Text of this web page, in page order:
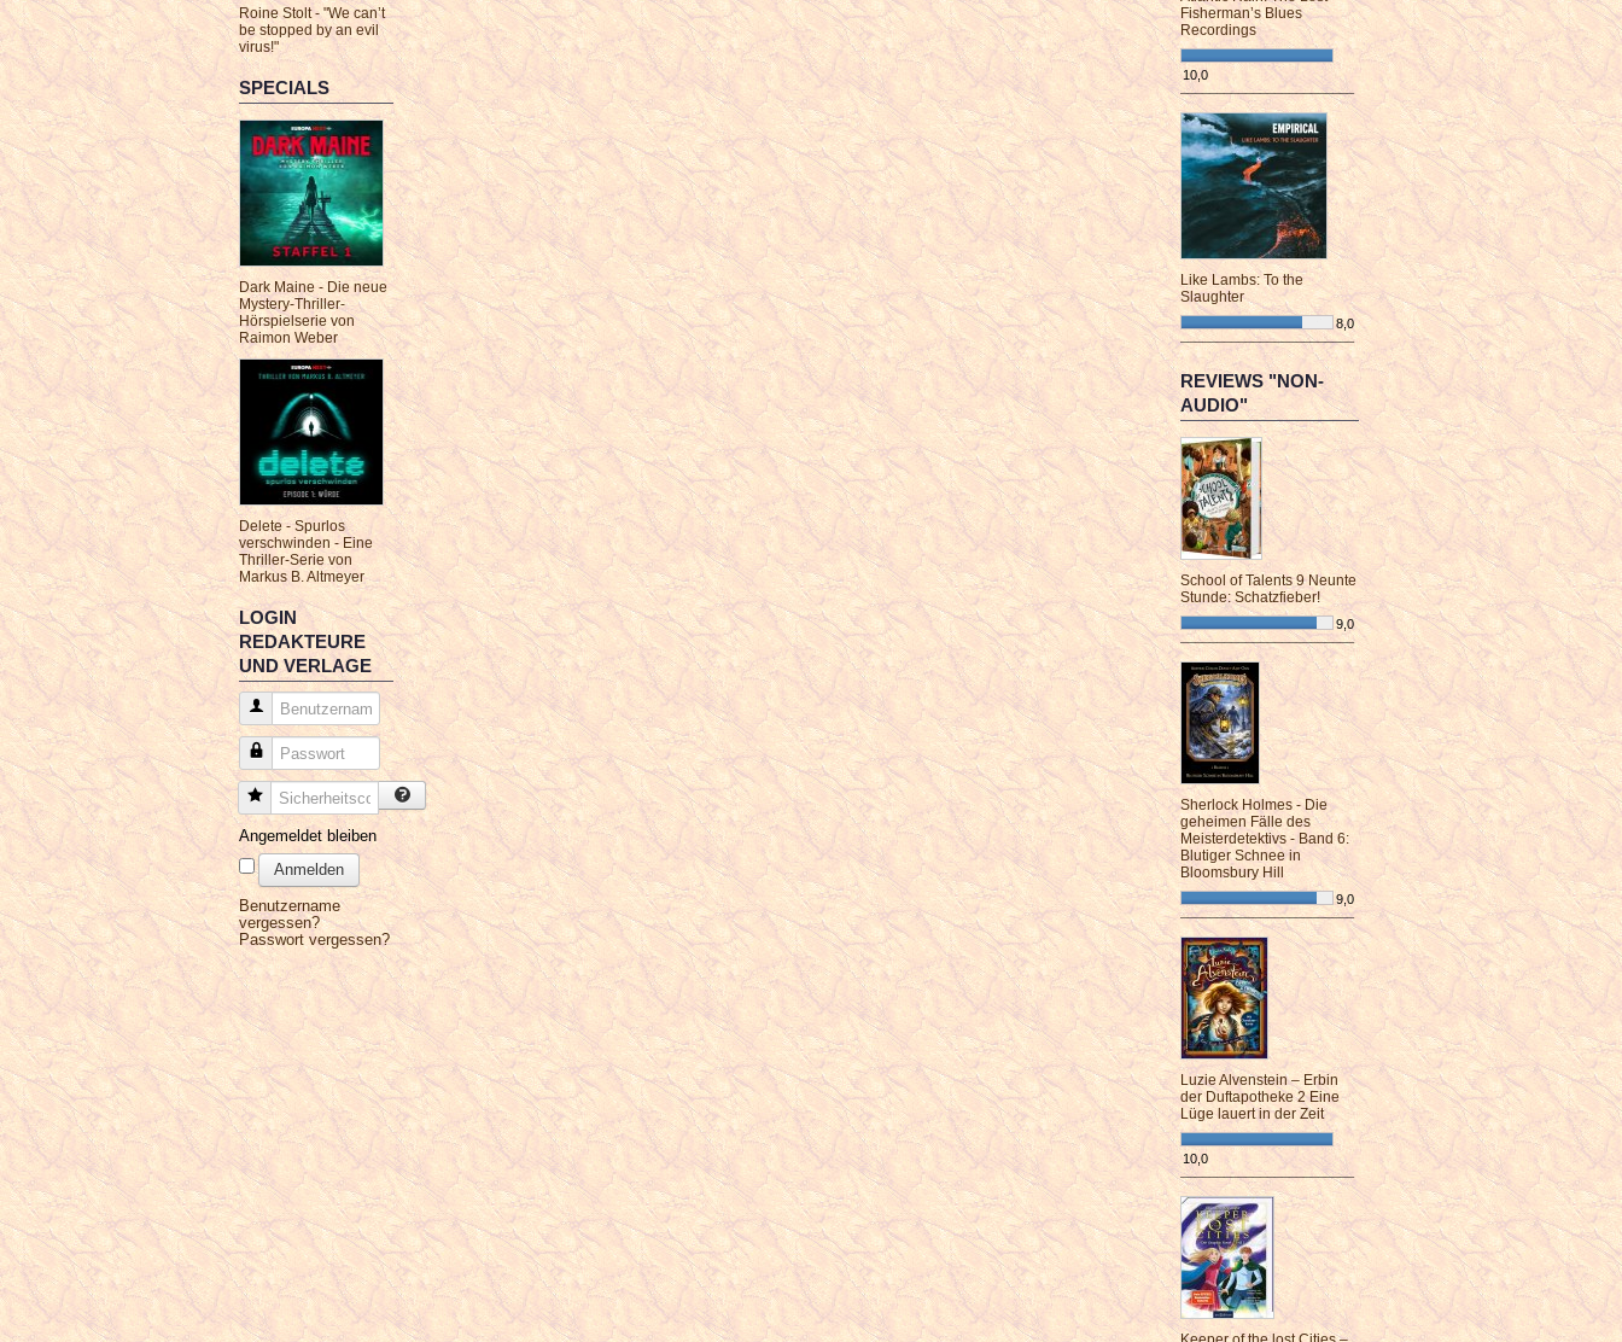
Roine Stolt - "We can’t
be stopped by an evil
virus!"
SPECIALS
Dark Maine - Die neue
Mystery-Thriller-
Hörspielserie von
Raimon Weber
Delete - Spurlos
verschwinden - Eine
Thriller-Serie von
Markus B. Altmeyer
LOGIN
REDAKTEURE
UND VERLAGE
Benutzername
Passwort
Sicherheitscode
Angemeldet bleiben
Anmelden
Benutzername
vergessen?
Passwort vergessen?
Fisherman’s Blues
Recordings
10,0
¯¯¯¯¯¯¯¯¯¯¯¯¯¯¯¯¯¯¯¯¯¯¯¯
Like Lambs: To the
Slaughter
8,0
¯¯¯¯¯¯¯¯¯¯¯¯¯¯¯¯¯¯¯¯¯¯¯¯
REVIEWS "NON-
AUDIO"
School of Talents 9 Neunte
Stunde: Schatzfieber!
9,0
¯¯¯¯¯¯¯¯¯¯¯¯¯¯¯¯¯¯¯¯¯¯¯¯
Sherlock Holmes - Die
geheimen Fälle des
Meisterdetektivs - Band 6:
Blutiger Schnee in
Bloomsbury Hill
9,0
¯¯¯¯¯¯¯¯¯¯¯¯¯¯¯¯¯¯¯¯¯¯¯¯
Luzie Alvenstein – Erbin
der Duftapotheke 2 Eine
Lüge lauert in der Zeit
10,0
¯¯¯¯¯¯¯¯¯¯¯¯¯¯¯¯¯¯¯¯¯¯¯¯